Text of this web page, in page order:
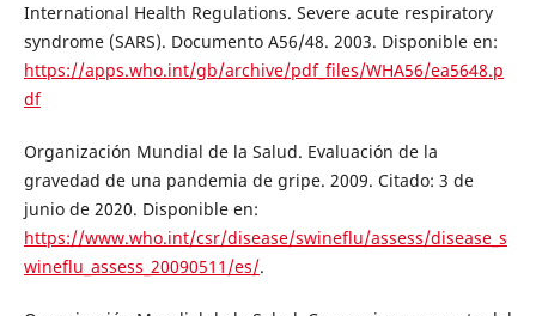
International Health Regulations. Severe acute respiratory
syndrome (SARS). Documento A56/48. 2003. Disponible en:
https://apps.who.int/gb/archive/pdf_files/WHA56/ea5648.p
df
Organización Mundial de la Salud. Evaluación de la
gravedad de una pandemia de gripe. 2009. Citado: 3 de
junio de 2020. Disponible en:
https://www.who.int/csr/disease/swineflu/assess/disease_s
wineflu_assess_20090511/es/.